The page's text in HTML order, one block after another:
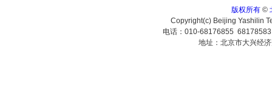
版权所有©
Copyright(c) Beijing Yashilin
电话：010-68176855
地址：北京市大兴经